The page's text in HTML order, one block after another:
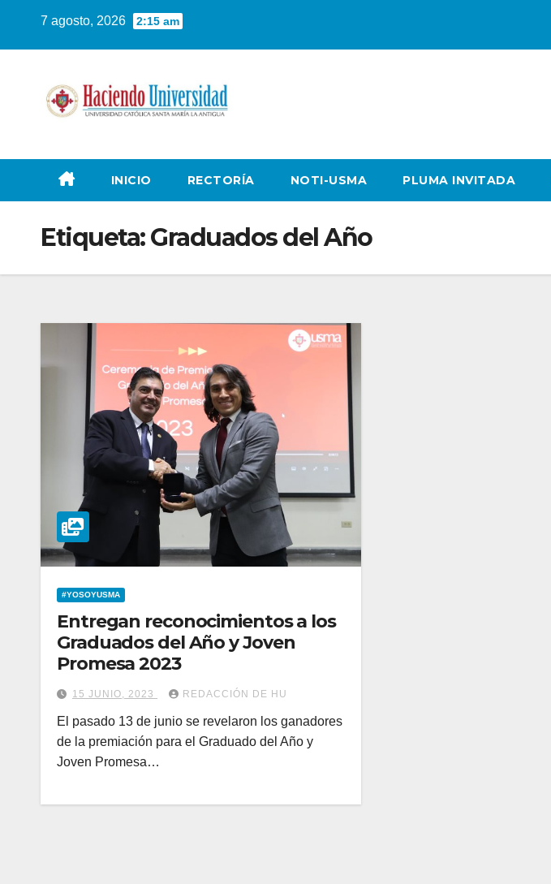
7 agosto, 2026 2:15 am
INICIO RECTORÍA NOTI-USMA PLUMA INVITADA
Etiqueta:Graduados del Año
#YOSOYUSMA
Entregan reconocimientos a los
Graduados del Año y Joven
Promesa 2023
15 JUNIO, 2023 REDACCIÓN DE HU
El pasado 13 de junio se revelaron los ganadores
de la premiación para el Graduado del Año y
Joven Promesa…